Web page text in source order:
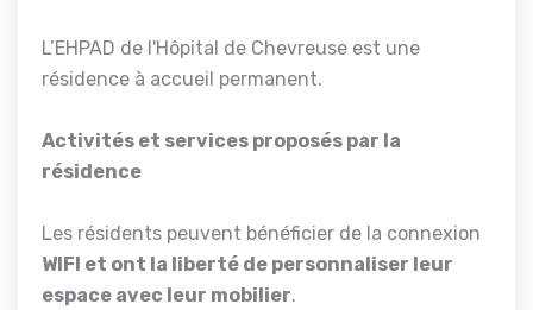
L’EHPAD de l'Hôpital de Chevreuse est une
résidence à accueil permanent.
Activités et services proposés par la
résidence
Les résidents peuvent bénéficier de la connexion
WIFI et ont la liberté de personnaliser leur
espace avec leur mobilier.